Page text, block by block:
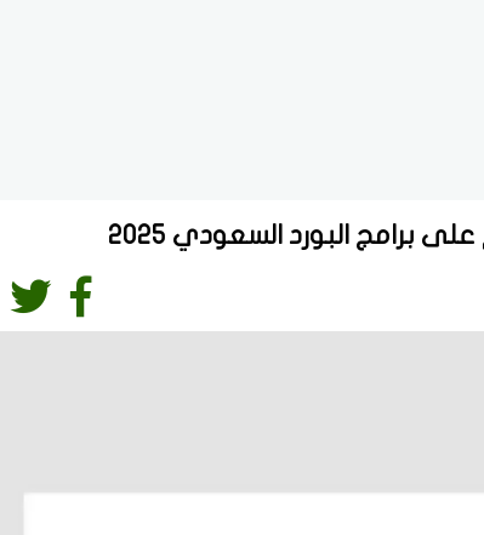
برامج البورد السعودي 2025